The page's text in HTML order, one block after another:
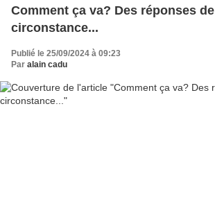
Comment ça va? Des réponses de
circonstance...
Publié le 25/09/2024 à 09:23
Par alain cadu